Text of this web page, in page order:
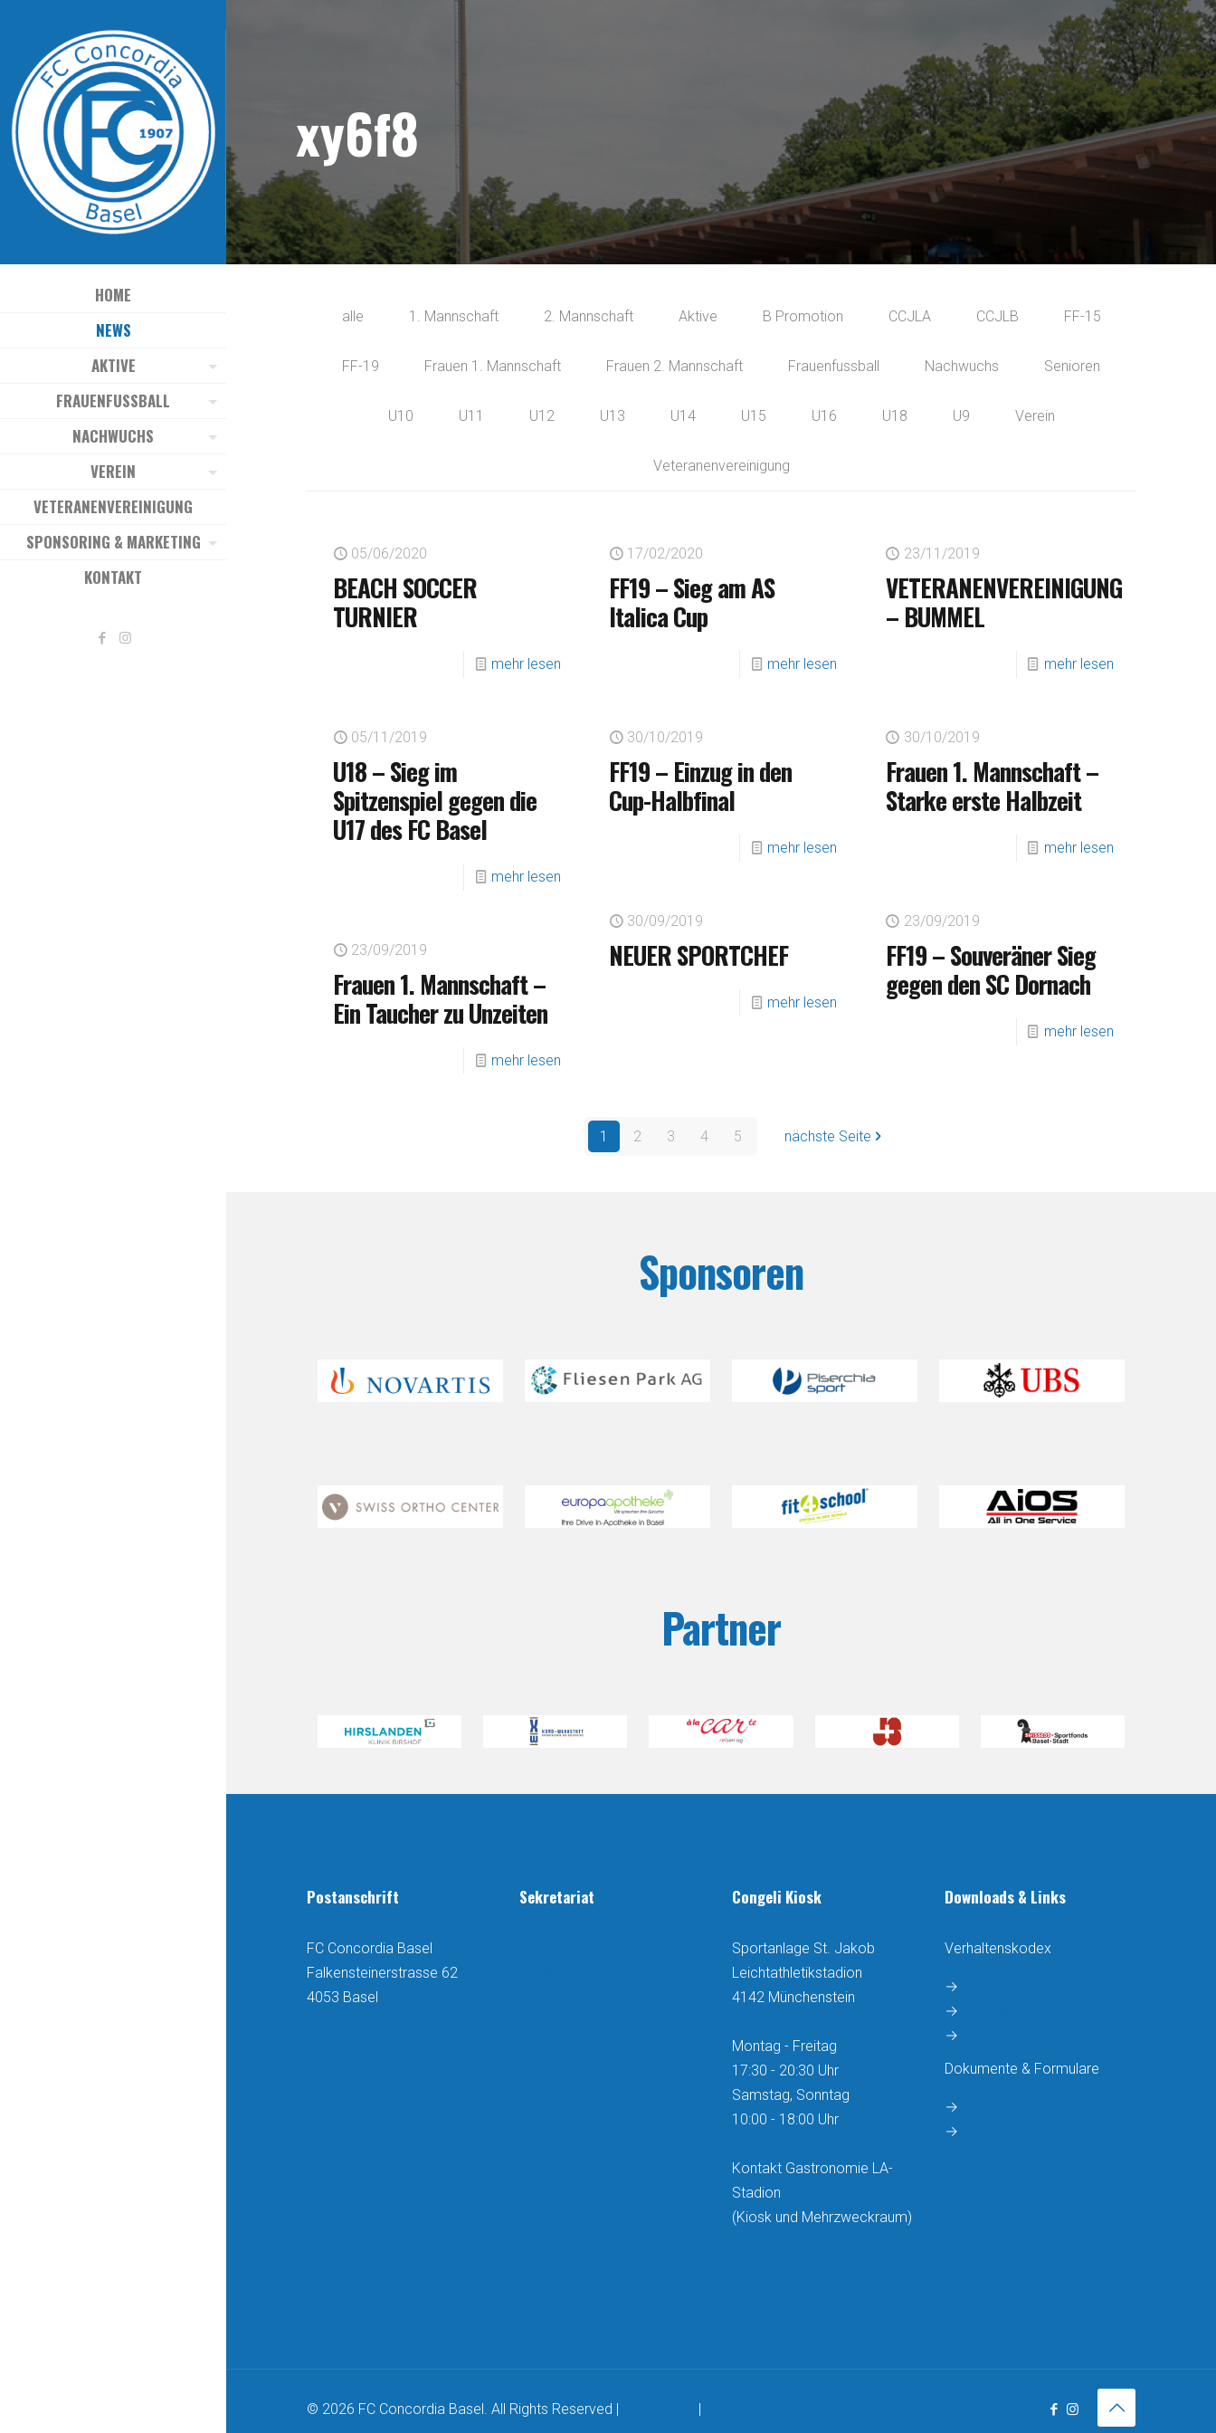
HOME
NEWS
AKTIVE
FRAUENFUSSBALL
NACHWUCHS
VEREIN
VETERANENVEREINIGUNG
SPONSORING & MARKETING
KONTAKT
xy6f8
alle 1. Mannschaft 2. Mannschaft Aktive B Promotion CCJLA CCJLB FF-15
FF-19 Frauen 1. Mannschaft Frauen 2. Mannschaft Frauenfussball Nachwuchs Senioren
U10 U11 U12 U13 U14 U15 U16 U18 U9 Verein
Veteranenvereinigung
05/06/2020
BEACH SOCCER
TURNIER
mehr lesen
17/02/2020
FF19 – Sieg am AS
Italica Cup
mehr lesen
23/11/2019
VETERANENVEREINIGUNG
– BUMMEL
mehr lesen
05/11/2019
U18 – Sieg im
Spitzenspiel gegen die
U17 des FC Basel
mehr lesen
30/10/2019
FF19 – Einzug in den
Cup-Halbfinal
mehr lesen
30/10/2019
Frauen 1. Mannschaft –
Starke erste Halbzeit
mehr lesen
30/09/2019
NEUER SPORTCHEF
mehr lesen
23/09/2019
FF19 – Souveräner Sieg
gegen den SC Dornach
mehr lesen
23/09/2019
Frauen 1. Mannschaft –
Ein Taucher zu Unzeiten
mehr lesen
1 2 3 4 5 nächste Seite
Sponsoren
Partner
Postanschrift
FC Concordia Basel
Falkensteinerstrasse 62
4053 Basel
Sekretariat Congeli Kiosk
Sportanlage St. Jakob
Leichtathletikstadion
4142 Münchenstein
Montag - Freitag
17:30 - 20:30 Uhr
Samstag, Sonntag
10:00 - 18:00 Uhr
Kontakt Gastronomie LA-
Stadion
(Kiosk und Mehrzweckraum)
Downloads & Links
Verhaltenskodex
→
→
→
Dokumente & Formulare
→
→
© 2026 FC Concordia Basel. All Rights Reserved | |